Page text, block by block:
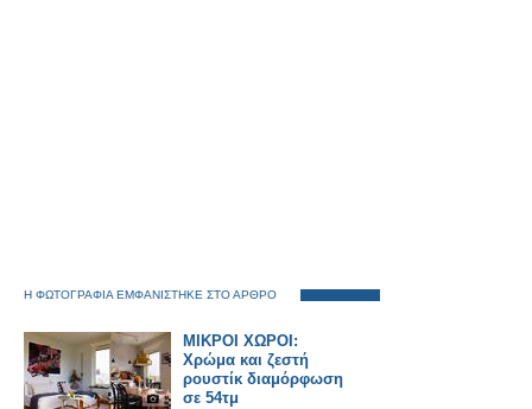
Η ΦΩΤΟΓΡΑΦΙΑ ΕΜΦΑΝΙΣΤΗΚΕ ΣΤΟ ΑΡΘΡΟ
ΜΙΚΡΟΙ ΧΩΡΟΙ:
Χρώμα και ζεστή
ρουστίκ διαμόρφωση
σε 54τμ